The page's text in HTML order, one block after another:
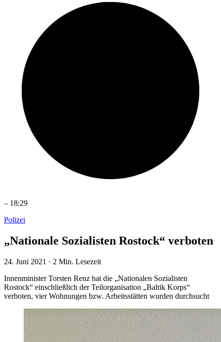
– 18:29
Polizei
„Nationale Sozialisten Rostock“ verboten
24. Juni 2021 · 2 Min. Lesezeit
Innenminister Torsten Renz hat die „Nationalen Sozialisten
Rostock“ einschließlich der Teilorganisation „Baltik Korps“
verboten, vier Wohnungen bzw. Arbeitsstätten wurden durchsucht